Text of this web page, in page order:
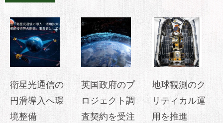
衛星光通信の
円滑導入へ環
境整備
英国政府のプ
ロジェクト調
査契約を受注
地球観測のク
リティカル運
用を推進